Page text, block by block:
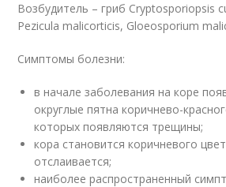
Возбудитель – гриб Cryptosporiopsis
Pezicula malicorticis, Gloeosporium
Симптомы болезни:
в начале заболевания на коре
округлые пятна коричнево-
которых появляются трещины;
кора становится коричневого
отслаивается;
наиболее распространенный